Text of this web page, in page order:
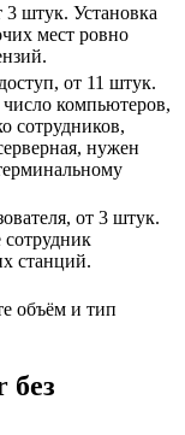
3 штук. Установка
мест ровно
от 11 штук.
компьютеров,
сотрудников,
нужен
от 3 штук.
станций.
объём и тип
без